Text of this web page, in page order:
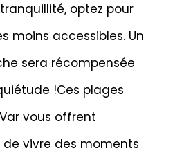
optez pour
moins accessibles. Un
sera récompensée
!Ces plages
vous offrent
de vivre des moments